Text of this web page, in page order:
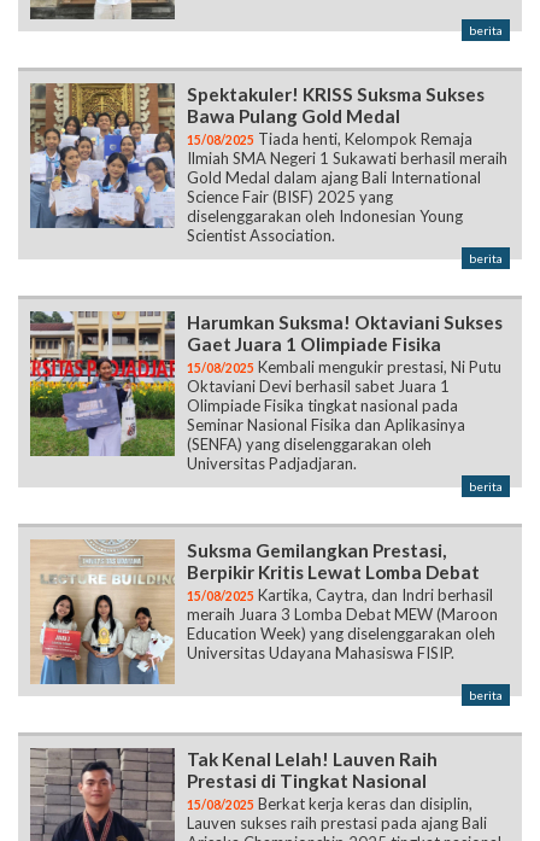
berita
Spektakuler! KRISS Suksma Sukses
Bawa Pulang Gold Medal
15/08/2025 Tiada henti, Kelompok Remaja
Ilmiah SMA Negeri 1 Sukawati berhasil meraih
Gold Medal dalam ajang Bali International
Science Fair (BISF) 2025 yang
diselenggarakan oleh Indonesian Young
Scientist Association.
berita
Harumkan Suksma! Oktaviani Sukses
Gaet Juara 1 Olimpiade Fisika
15/08/2025 Kembali mengukir prestasi, Ni Putu
Oktaviani Devi berhasil sabet Juara 1
Olimpiade Fisika tingkat nasional pada
Seminar Nasional Fisika dan Aplikasinya
(SENFA) yang diselenggarakan oleh
Universitas Padjadjaran.
berita
Suksma Gemilangkan Prestasi,
Berpikir Kritis Lewat Lomba Debat
15/08/2025 Kartika, Caytra, dan Indri berhasil
meraih Juara 3 Lomba Debat MEW (Maroon
Education Week) yang diselenggarakan oleh
Universitas Udayana Mahasiswa FISIP.
berita
Tak Kenal Lelah! Lauven Raih
Prestasi di Tingkat Nasional
15/08/2025 Berkat kerja keras dan disiplin,
Lauven sukses raih prestasi pada ajang Bali